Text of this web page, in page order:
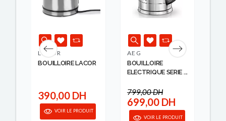
LACOR
BOUILLOIRE LACOR
390,00 DH
VOIR LE PRODUIT
AEG
BOUILLOIRE
ELECTRIQUE SERIE ...
799,00 DH
699,00 DH
VOIR LE PRODUIT